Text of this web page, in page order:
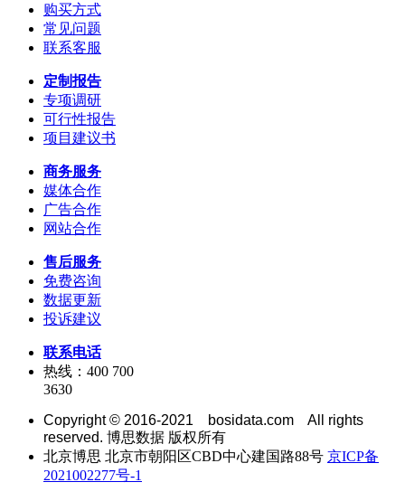
购买方式
常见问题
联系客服
定制报告
专项调研
可行性报告
项目建议书
商务服务
媒体合作
广告合作
网站合作
售后服务
免费咨询
数据更新
投诉建议
联系电话
热线：400 700
3630
Copyright © 2016-2021 bosidata.com All rights
reserved. 博思数据 版权所有
北京博思 北京市朝阳区CBD中心建国路88号 京ICP备
2021002277号-1